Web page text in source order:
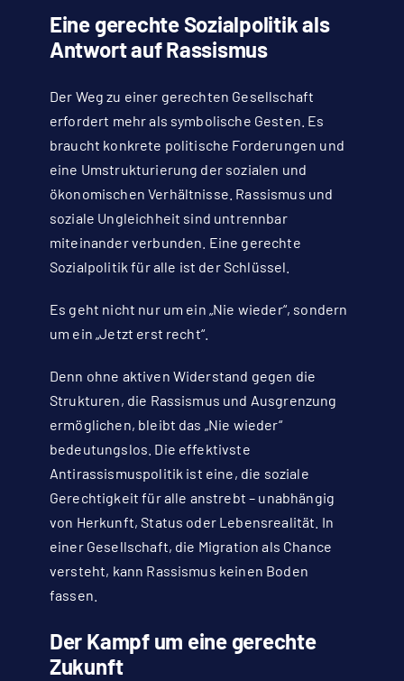
Eine gerechte Sozialpolitik als
Antwort auf Rassismus
Der Weg zu einer gerechten Gesellschaft
erfordert mehr als symbolische Gesten. Es
braucht konkrete politische Forderungen und
eine Umstrukturierung der sozialen und
ökonomischen Verhältnisse. Rassismus und
soziale Ungleichheit sind untrennbar
miteinander verbunden. Eine gerechte
Sozialpolitik für alle ist der Schlüssel.
Es geht nicht nur um ein „Nie wieder“, sondern
um ein „Jetzt erst recht“.
Denn ohne aktiven Widerstand gegen die
Strukturen, die Rassismus und Ausgrenzung
ermöglichen, bleibt das „Nie wieder“
bedeutungslos. Die effektivste
Antirassismuspolitik ist eine, die soziale
Gerechtigkeit für alle anstrebt – unabhängig
von Herkunft, Status oder Lebensrealität. In
einer Gesellschaft, die Migration als Chance
versteht, kann Rassismus keinen Boden
fassen.
Der Kampf um eine gerechte
Zukunft